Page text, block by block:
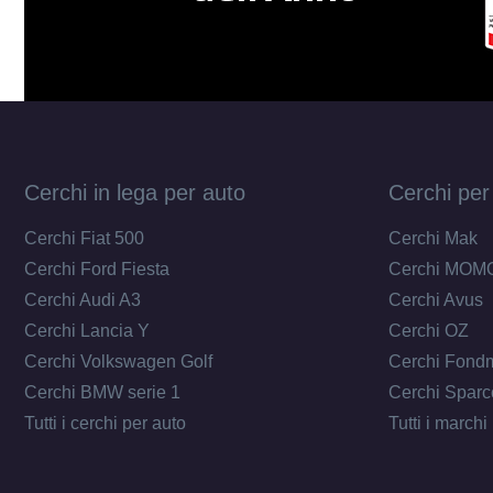
Cerchi in lega per auto
Cerchi Fiat 500
Cerchi Ford Fiesta
Cerchi Audi A3
Cerchi Lancia Y
Cerchi Volkswagen Golf
Cerchi BMW serie 1
Tutti i cerchi per auto
Cerchi
Cerchi Mak
Cerchi
Cerchi Avus
Cerchi OZ
Cerchi
Cerchi
Tutti i marchi